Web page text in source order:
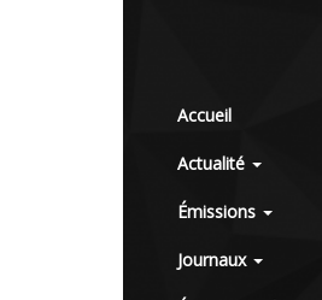
Accueil
Actualité
Émissions
Journaux